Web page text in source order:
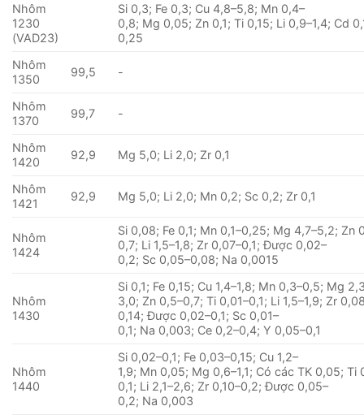
Nhôm
1230
(VAD23)
Si 0,3; Fe 0,3; Cu 4,8–5,8; Mn 0,4–
0,8; Mg 0,05; Zn 0,1; Ti 0,15; Li 0,9–1,4; Cd
0,25
Nhôm
1350
99,5 -
Nhôm
1370
99,7 -
Nhôm
1420
92,9 Mg 5,0; Li 2,0; Zr 0,1
Nhôm
1421
92,9 Mg 5,0; Li 2,0; Mn 0,2; Sc 0,2; Zr 0,1
Nhôm
1424
Si 0,08; Fe 0,1; Mn 0,1–0,25; Mg 4,7–5,2; Zn
0,7; Li 1,5–1,8; Zr 0,07–0,1; Được 0,02–
0,2; Sc 0,05–0,08; Na 0,0015
Nhôm
1430
Si 0,1; Fe 0,15; Cu 1,4–1,8; Mn 0,3–0,5; Mg
3,0; Zn 0,5–0,7; Ti 0,01–0,1; Li 1,5–1,9; Zr
0,14; Được 0,02–0,1; Sc 0,01–
0,1; Na 0,003; Ce 0,2–0,4; Y 0,05–0,1
Nhôm
1440
Si 0,02–0,1; Fe 0,03–0,15; Cu 1,2–
1,9; Mn 0,05; Mg 0,6–1,1; Có các TK 0,05; Ti
0,1; Li 2,1–2,6; Zr 0,10–0,2; Được 0,05–
0,2; Na 0,003